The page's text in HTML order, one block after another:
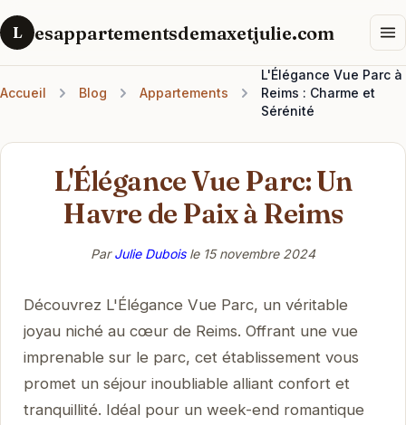
L esappartementsdemaxetjulie.com
Accueil Blog Appartements
L'Élégance Vue Parc à
Reims : Charme et
Sérénité
L'Élégance Vue Parc: Un
Havre de Paix à Reims
ParJulie Duboisle 15 novembre 2024
Découvrez L'Élégance Vue Parc, un véritable
joyau niché au cœur de Reims. Offrant une vue
imprenable sur le parc, cet établissement vous
promet un séjour inoubliable alliant confort et
tranquillité. Idéal pour un week-end romantique